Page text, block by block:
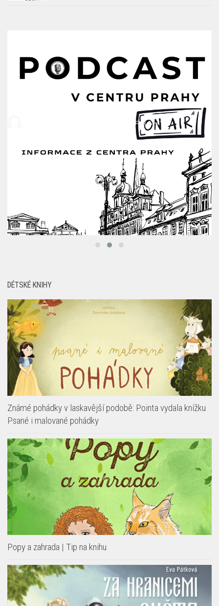
DÉTSKÉ KNIHY
Známé pohádky v laskavější podobě: Pointa vydala knížku
Psané i malované pohádky
Popy a zahrada | Tip na knihu